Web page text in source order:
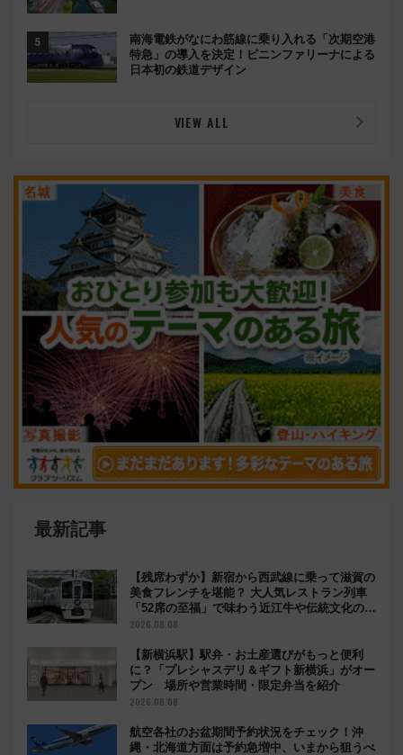
南海電鉄がなにわ筋線に乗り入れる「次期空港
特急」の導入を決定！ピニンファリーナによる
日本初の鉄道デザイン
VIEW ALL
最新記事
【残席わずか】新宿から西武線に乗って滋賀の
美食フレンチを堪能？ 大人気レストラン列車
「52席の至福」で味わう近江牛や伝統文化の特
別コラボ
2026.08.08
【新横浜駅】駅弁・お土産選びがもっと便利
に？「プレシャスデリ＆ギフト新横浜」がオー
プン 場所や営業時間・限定弁当を紹介
2026.08.08
航空各社のお盆期間予約状況をチェック！沖
縄・北海道方面は予約急増中、いまから狙うべ